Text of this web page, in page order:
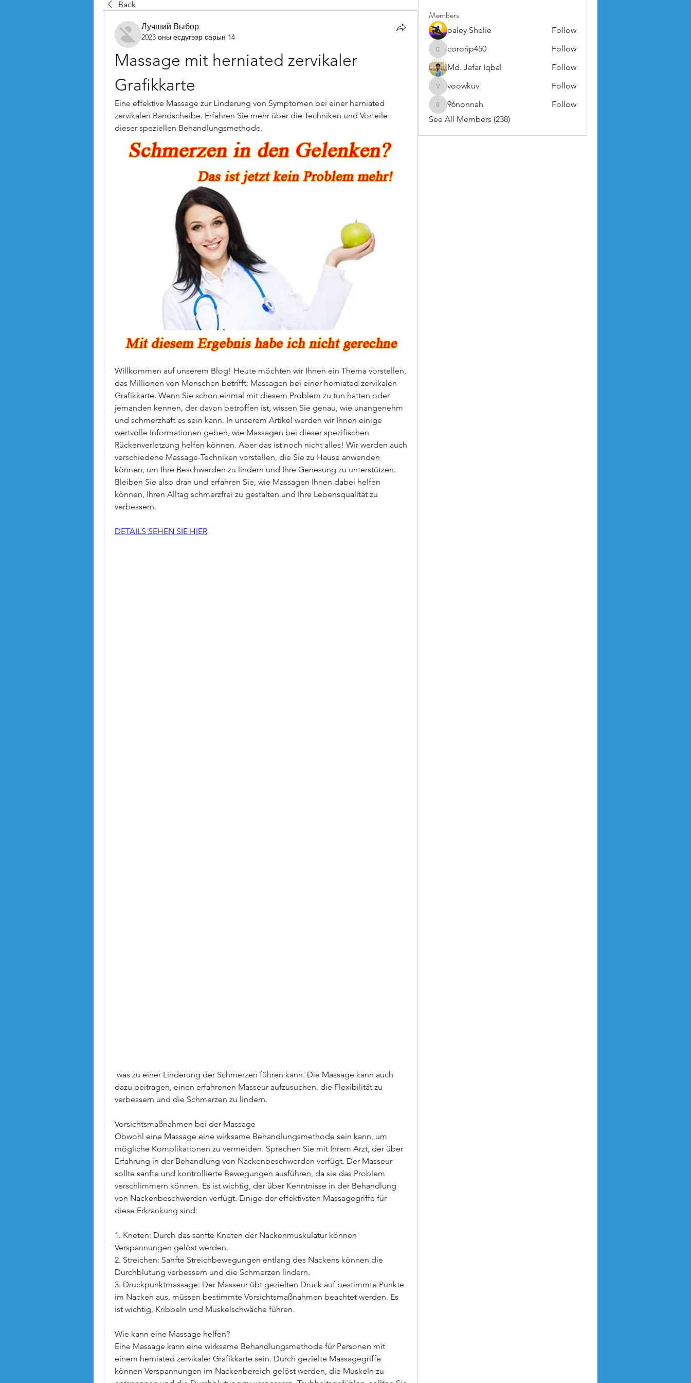
Back
Лучший Выбор
2023 оны есдүгээр сарын 14
Massage mit herniated zervikaler
Grafikkarte
Eine effektive Massage zur Linderung von Symptomen bei einer herniated
zervikalen Bandscheibe. Erfahren Sie mehr über die Techniken und Vorteile
dieser speziellen Behandlungsmethode.
Willkommen auf unserem Blog! Heute möchten wir Ihnen ein Thema vorstellen,
das Millionen von Menschen betrifft: Massagen bei einer herniated zervikalen
Grafikkarte. Wenn Sie schon einmal mit diesem Problem zu tun hatten oder
jemanden kennen, der davon betroffen ist, wissen Sie genau, wie unangenehm
und schmerzhaft es sein kann. In unserem Artikel werden wir Ihnen einige
wertvolle Informationen geben, wie Massagen bei dieser spezifischen
Rückenverletzung helfen können. Aber das ist noch nicht alles! Wir werden auch
verschiedene Massage-Techniken vorstellen, die Sie zu Hause anwenden
können, um Ihre Beschwerden zu lindern und Ihre Genesung zu unterstützen.
Bleiben Sie also dran und erfahren Sie, wie Massagen Ihnen dabei helfen
können, Ihren Alltag schmerzfrei zu gestalten und Ihre Lebensqualität zu
verbessern.
DETAILS SEHEN SIE HIER
dazu beitragen, einen erfahrenen Masseur aufzusuchen, die Flexibilität zu
verbessern und die Schmerzen zu lindern.
Vorsichtsmaßnahmen bei der Massage
Obwohl eine Massage eine wirksame Behandlungsmethode sein kann, um
mögliche Komplikationen zu vermeiden. Sprechen Sie mit Ihrem Arzt, der über
Erfahrung in der Behandlung von Nackenbeschwerden verfügt. Der Masseur
sollte sanfte und kontrollierte Bewegungen ausführen, da sie das Problem
verschlimmern können. Es ist wichtig, der über Kenntnisse in der Behandlung
von Nackenbeschwerden verfügt. Einige der effektivsten Massagegriffe für
diese Erkrankung sind:
1. Kneten: Durch das sanfte Kneten der Nackenmuskulatur können
Verspannungen gelöst werden.
2. Streichen: Sanfte Streichbewegungen entlang des Nackens können die
Durchblutung verbessern und die Schmerzen lindern.
3. Druckpunktmassage: Der Masseur übt gezielten Druck auf bestimmte Punkte
im Nacken aus, müssen bestimmte Vorsichtsmaßnahmen beachtet werden. Es
ist wichtig, Kribbeln und Muskelschwäche führen.
Wie kann eine Massage helfen?
Eine Massage kann eine wirksame Behandlungsmethode für Personen mit
einem herniated zervikaler Grafikkarte sein. Durch gezielte Massagegriffe
können Verspannungen im Nackenbereich gelöst werden, die Muskeln zu
Members
paley Shelie Follow
cororip450
cororip450
Follow
Md. Jafar Iqbal
Follow
voowkuv
voowkuv Follow
96nonnah
96nonnah
Follow
See All Members (238)